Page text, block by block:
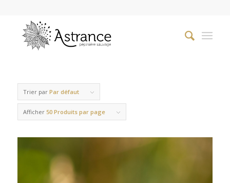
Trier par Par défaut
Afficher 50 Produits par page